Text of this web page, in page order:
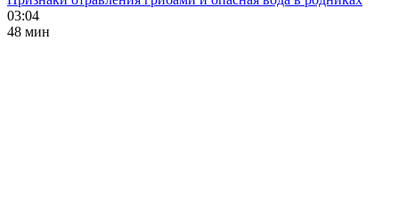
03:04
48 мин